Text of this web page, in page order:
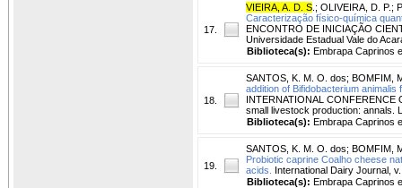
17.
VIEIRA, A. D. S ; OLIVEIRA, D. P. ;
Caracterização físico-química
ENCONTRO DE INICIAÇÃO
Universidade Estadual Vale do
Biblioteca(s): Embrapa Caprinos
18.
SANTOS, K. M. O. dos; BOMFIM,
addition of Bifidobacterium
INTERNATIONAL CONFERENCE
small livestock production: annals.
Biblioteca(s): Embrapa Caprinos
19.
SANTOS, K. M. O. dos; BOMFIM,
Probiotic caprine Coalho cheese
acids.
International Dairy Journal,
Biblioteca(s): Embrapa Caprinos